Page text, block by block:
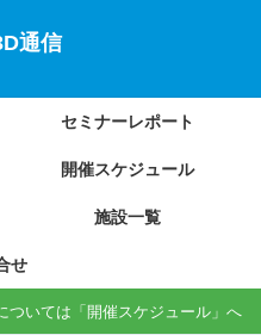
通信
セミナーレポート
開催スケジュール
施設一覧
せ
ついては「開催スケジュール」へ